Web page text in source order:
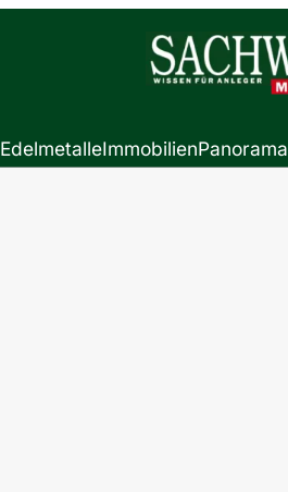
EdelmetalleImmobilienPanorama